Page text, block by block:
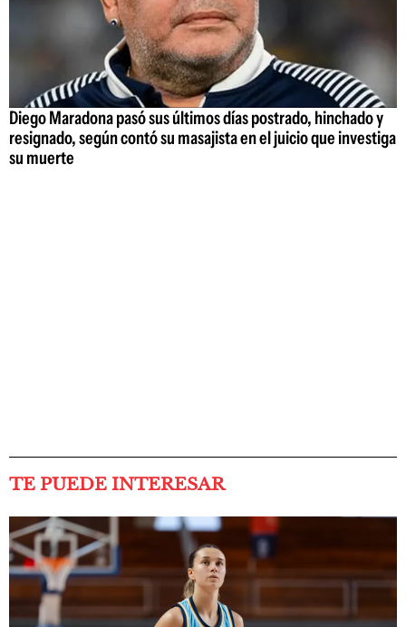
Diego Maradona pasó sus últimos días postrado, hinchado y
resignado, según contó su masajista en el juicio que investiga
su muerte
TE PUEDE INTERESAR